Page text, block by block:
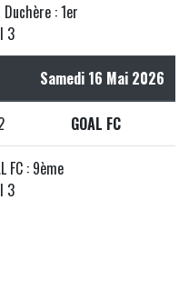
Duchère : 1er
3
Samedi 16 Mai 2026
GOAL FC
FC : 9ème
3